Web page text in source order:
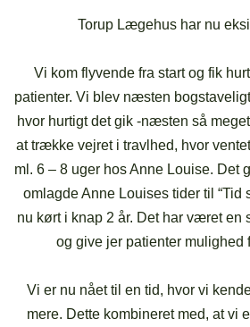
Torup Lægehus har nu
Vi kom flyvende fra start og fik
patienter. Vi blev næsten
hvor hurtigt det gik -næsten så
at trække vejret i travlhed, hvor
ml. 6 – 8 uger hos Anne Louise. Det
omlagde Anne Louises tider til “Tid
nu kørt i knap 2 år. Det har været en
og give jer patienter mulighed
Vi er nu nået til en tid, hvor vi
mere. Dette kombineret med, at vi